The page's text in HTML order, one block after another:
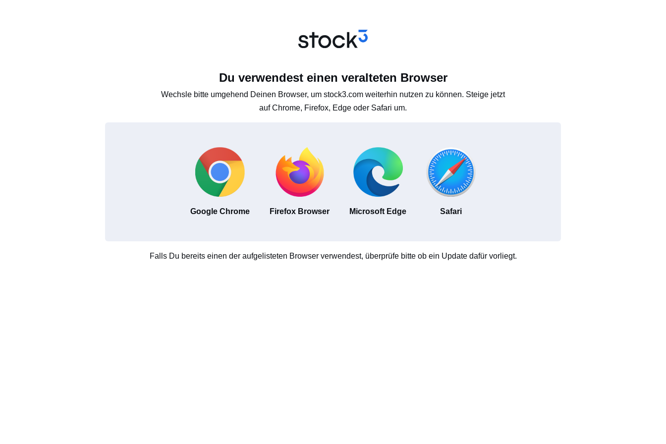
Du verwendest einen veralteten Browser
Wechsle bitte umgehend Deinen Browser, um stock3.com weiterhin nutzen zu können. Steige jetzt
auf Chrome, Firefox, Edge oder Safari um.
Google Chrome Firefox Browser Microsoft Edge Safari
Falls Du bereits einen der aufgelisteten Browser verwendest, überprüfe bitte ob ein Update dafür vorliegt.